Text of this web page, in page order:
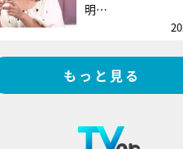
明…
もっと見る